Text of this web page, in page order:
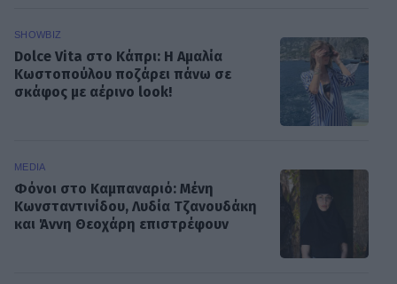
SHOWBIZ
Dolce Vita στο Κάπρι: Η Αμαλία
Κωστοπούλου ποζάρει πάνω σε
σκάφος με αέρινο look!
MEDIA
Φόνοι στο Καμπαναριό: Μένη
Κωνσταντινίδου, Λυδία Τζανουδάκη
και Άννη Θεοχάρη επιστρέφουν